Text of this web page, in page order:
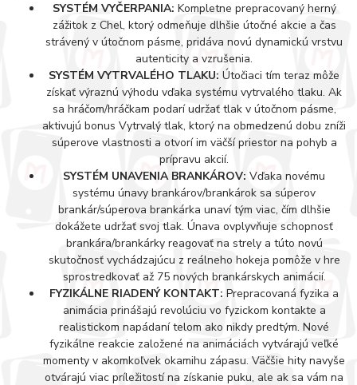
SYSTÉM VYČERPANIA: Kompletne prepracovaný herný
zážitok z Chel, ktorý odmeňuje dlhšie útočné akcie a čas
strávený v útočnom pásme, pridáva novú dynamickú vrstvu
autenticity a vzrušenia.
SYSTÉM VYTRVALÉHO TLAKU: Útočiaci tím teraz môže
získať výraznú výhodu vďaka systému vytrvalého tlaku. Ak
sa hráčom/hráčkam podarí udržať tlak v útočnom pásme,
aktivujú bonus Vytrvalý tlak, ktorý na obmedzenú dobu zníži
súperove vlastnosti a otvorí im väčší priestor na pohyb a
prípravu akcií.
SYSTÉM UNAVENIA BRANKÁROV: Vďaka novému
systému únavy brankárov/brankárok sa súperov
brankár/súperova brankárka unaví tým viac, čím dlhšie
dokážete udržať svoj tlak. Únava ovplyvňuje schopnosť
brankára/brankárky reagovať na strely a túto novú
skutočnosť vychádzajúcu z reálneho hokeja pomôže v hre
sprostredkovať až 75 nových brankárskych animácií.
FYZIKÁLNE RIADENÝ KONTAKT: Prepracovaná fyzika a
animácia prinášajú revolúciu vo fyzickom kontakte a
realistickom napádaní telom ako nikdy predtým. Nové
fyzikálne reakcie založené na animáciách vytvárajú veľké
momenty v akomkoľvek okamihu zápasu. Väčšie hity navyše
otvárajú viac príležitostí na získanie puku, ale ak sa vám na